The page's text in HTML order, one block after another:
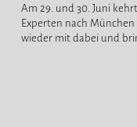
Am 29. und 30. Juni
Experten nach
wieder mit dabei und